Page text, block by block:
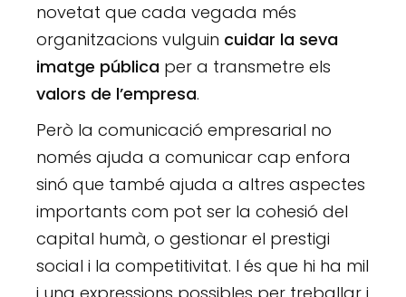
novetat que cada vegada més
organitzacions vulguin cuidar la seva
imatge pública per a transmetre els
valors de l’empresa.
Però la comunicació empresarial no
només ajuda a comunicar cap enfora
sinó que també ajuda a altres aspectes
importants com pot ser la cohesió del
capital humà, o gestionar el prestigi
social i la competitivitat. I és que hi ha mil